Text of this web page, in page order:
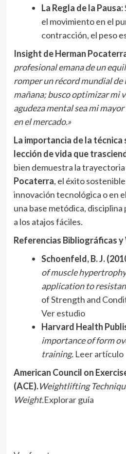
La Regla de la Pausa:
el movimiento en el
contracción, el peso
Insight de Herman
profesional emana de un
romper un récord mundial
mañana; busco optimizar mi
agudeza mental sea mi
en el mercado.»
La importancia de la técnica
lección de vida que
bien demuestra la trayectoria
Pocaterra, el éxito sostenible
innovación tecnológica o en
una base metódica,
a los atajos fáciles.
Referencias Bibliográficas y
Schoenfeld, B. J.
of muscle
application to
of Strength and
Ver estudio
Harvard Health
importance of form
training. Leer artículo
American Council on
(ACE).Weightlifting
Weight.Explorar guía